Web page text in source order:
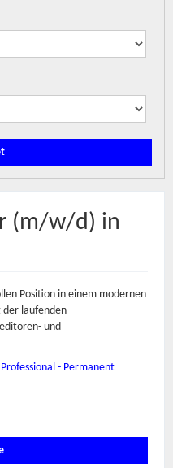
(m/w/d) in
Position in einem modernen
der laufenden
und
- Permanent